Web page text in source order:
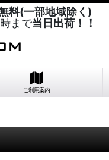
料(一部地域除く)
まで当日出荷！！
ご利用案内